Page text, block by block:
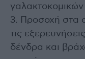
3. Προσοχή στα
τις
δένδρα και